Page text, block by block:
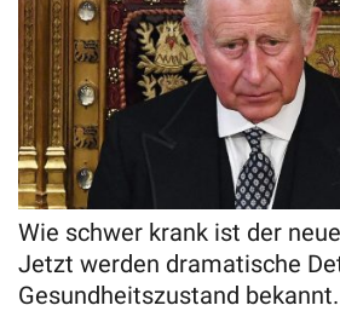
Wie schwer krank ist der
Jetzt werden dramatische
Gesundheitszustand bekannt.